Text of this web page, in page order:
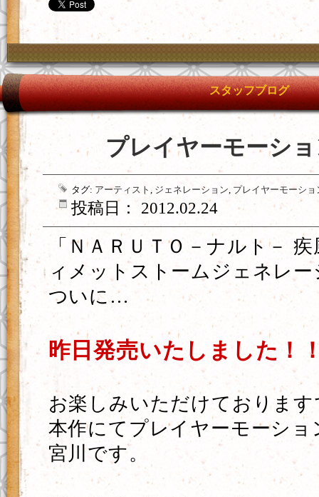
スタッフブログ
プレイヤーモーシ
タグ: アーティスト , ジェネレーション, プレイヤーモーショ
投稿日： 2012.02.24
「ＮＡＲＵＴＯ－ナルト－
ィメットストームジェネレ
ついに…
昨日発売いたしました！
お楽しみいただけておりま
本作にてプレイヤーモーショ
宮川です。